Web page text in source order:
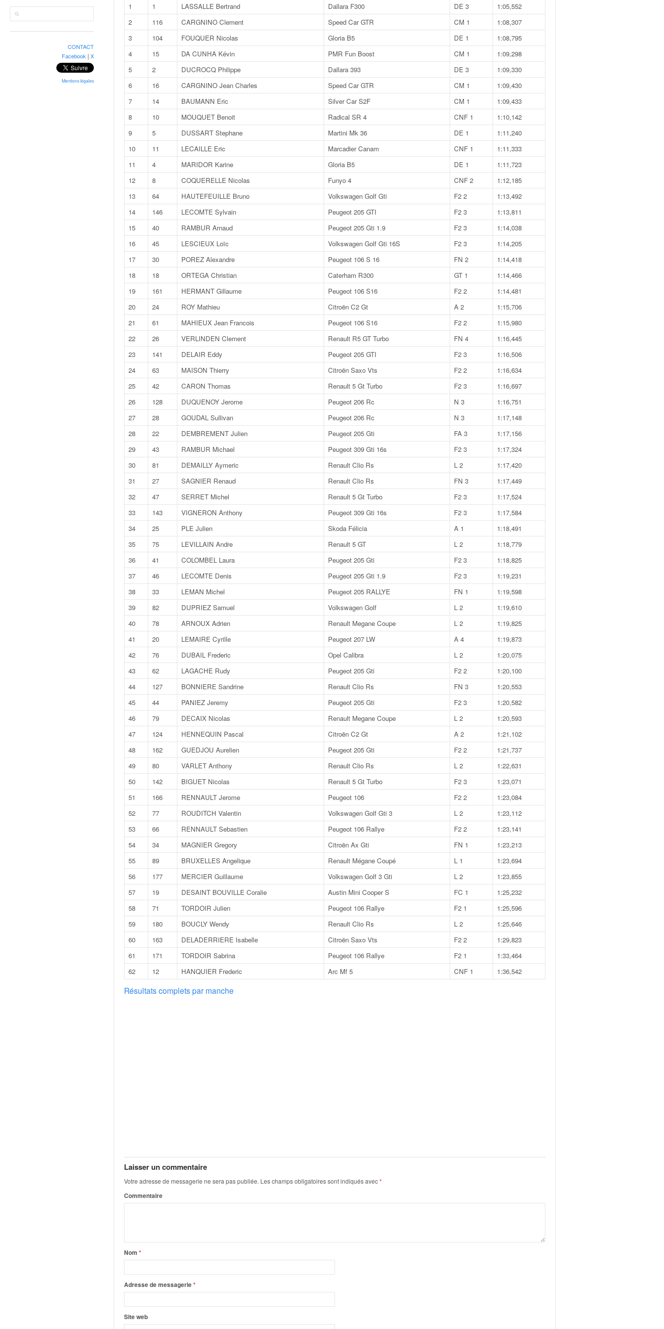
CONTACT
Facebook | X
Mentions légales
1
1 LASSALLE Bertrand Dallara F300 DE 3
1:05,552
2
116 CARGNINO Clement Speed Car GTR CM 1
1:08,307
3
104 FOUQUER Nicolas Gloria B5 DE 1
1:08,795
4
15 DA CUNHA Kévin PMR Fun Boost CM 1
1:09,298
5
2 DUCROCQ Philippe Dallara 393 DE 3
1:09,330
6
16 CARGNINO Jean Charles Speed Car GTR CM 1
1:09,430
7
14 BAUMANN Eric Silver Car S2F CM 1
1:09,433
8
10 MOUQUET Benoit Radical SR 4 CNF 1
1:10,142
9
5 DUSSART Stephane Martini Mk 36 DE 1
1:11,240
10
11 LECAILLE Eric Marcadier Canam CNF 1
1:11,333
11
4 MARIDOR Karine Gloria B5 DE 1
1:11,723
12
8 COQUERELLE Nicolas Funyo 4 CNF 2
1:12,185
13
64 HAUTEFEUILLE Bruno Volkswagen Golf Gti F2 2
1:13,492
14
146 LECOMTE Sylvain Peugeot 205 GTI F2 3
1:13,811
15
40 RAMBUR Arnaud Peugeot 205 Gti 1.9 F2 3
1:14,038
16
45 LESCIEUX Loïc Volkswagen Golf Gti 16S F2 3
1:14,205
17
30 POREZ Alexandre Peugeot 106 S 16 FN 2
1:14,418
18
18 ORTEGA Christian Caterham R300 GT 1
1:14,466
19
161 HERMANT Gillaume Peugeot 106 S16 F2 2
1:14,481
20
24 ROY Mathieu Citroën C2 Gt A 2
1:15,706
21
61 MAHIEUX Jean Francois Peugeot 106 S16 F2 2
1:15,980
22
26 VERLINDEN Clement Renault R5 GT Turbo FN 4
1:16,445
23
141 DELAIR Eddy Peugeot 205 GTI F2 3
1:16,506
24
63 MAISON Thierry Citroën Saxo Vts F2 2
1:16,634
25
42 CARON Thomas Renault 5 Gt Turbo F2 3
1:16,697
26
128 DUQUENOY Jerome Peugeot 206 Rc N 3
1:16,751
27
28 GOUDAL Sullivan Peugeot 206 Rc N 3
1:17,148
28
22 DEMBREMENT Julien Peugeot 205 Gti FA 3
1:17,156
29
43 RAMBUR Michael Peugeot 309 Gti 16s F2 3
1:17,324
30
81 DEMAILLY Aymeric Renault Clio Rs L 2
1:17,420
31
27 SAGNIER Renaud Renault Clio Rs FN 3
1:17,449
32
47 SERRET Michel Renault 5 Gt Turbo F2 3
1:17,524
33
143 VIGNERON Anthony Peugeot 309 Gti 16s F2 3
1:17,584
34
25 PLE Julien Skoda Félicia A 1
1:18,491
35
75 LEVILLAIN Andre Renault 5 GT L 2
1:18,779
36
41 COLOMBEL Laura Peugeot 205 Gti F2 3
1:18,825
37
46 LECOMTE Denis Peugeot 205 Gti 1.9 F2 3
1:19,231
38
33 LEMAN Michel Peugeot 205 RALLYE FN 1
1:19,598
39
82 DUPRIEZ Samuel Volkswagen Golf L 2
1:19,610
40
78 ARNOUX Adrien Renault Megane Coupe L 2
1:19,825
41
20 LEMAIRE Cyrille Peugeot 207 LW A 4
1:19,873
42
76 DUBAIL Frederic Opel Calibra L 2
1:20,075
43
62 LAGACHE Rudy Peugeot 205 Gti F2 2
1:20,100
44
127 BONNIERE Sandrine Renault Clio Rs FN 3
1:20,553
45
44 PANIEZ Jeremy Peugeot 205 Gti F2 3
1:20,582
46
79 DECAIX Nicolas Renault Megane Coupe L 2
1:20,593
47
124 HENNEQUIN Pascal Citroën C2 Gt A 2
1:21,102
48
162 GUEDJOU Aurelien Peugeot 205 Gti F2 2
1:21,737
49
80 VARLET Anthony Renault Clio Rs L 2
1:22,631
50
142 BIGUET Nicolas Renault 5 Gt Turbo F2 3
1:23,071
51
166 RENNAULT Jerome Peugeot 106 F2 2
1:23,084
52
77 ROUDITCH Valentin Volkswagen Golf Gti 3 L 2
1:23,112
53
66 RENNAULT Sebastien Peugeot 106 Rallye F2 2
1:23,141
54
34 MAGNIER Gregory Citroën Ax Gti FN 1
1:23,213
55
89 BRUXELLES Angelique Renault Mégane Coupé L 1
1:23,694
56
177 MERCIER Guillaume Volkswagen Golf 3 Gti L 2
1:23,855
57
19 DESAINT BOUVILLE Coralie Austin Mini Cooper S FC 1
1:25,232
58
71 TORDOIR Julien Peugeot 106 Rallye F2 1
1:25,596
59
180 BOUCLY Wendy Renault Clio Rs L 2
1:25,646
60
163 DELADERRIERE Isabelle Citroën Saxo Vts F2 2
1:29,823
61
171 TORDOIR Sabrina Peugeot 106 Rallye F2 1
1:33,464
62
12 HANQUIER Frederic Arc Mf 5 CNF 1 1:36,542
Résultats complets par manche
Laisser un commentaire
Votre adresse de messagerie ne sera pas publiée. Les champs obligatoires sont indiqués avec*
Commentaire
Nom *
Adresse de messagerie*
Site web